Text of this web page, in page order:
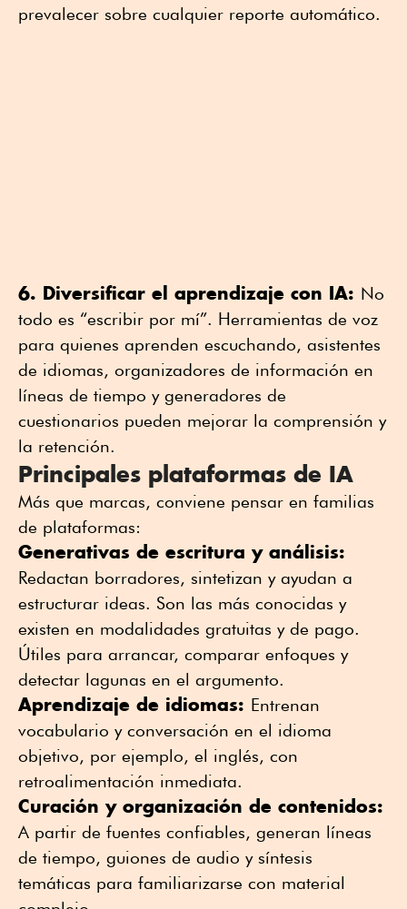
prevalecer sobre cualquier reporte automático.
6. Diversificar el aprendizaje con IA: No
todo es “escribir por mí”. Herramientas de voz
para quienes aprenden escuchando, asistentes
de idiomas, organizadores de información en
líneas de tiempo y generadores de
cuestionarios pueden mejorar la comprensión y
la retención.
Principales plataformas de IA
Más que marcas, conviene pensar en familias
de plataformas:
Generativas de escritura y análisis:
Redactan borradores, sintetizan y ayudan a
estructurar ideas. Son las más conocidas y
existen en modalidades gratuitas y de pago.
Útiles para arrancar, comparar enfoques y
detectar lagunas en el argumento.
Aprendizaje de idiomas: Entrenan
vocabulario y conversación en el idioma
objetivo, por ejemplo, el inglés, con
retroalimentación inmediata.
Curación y organización de contenidos:
A partir de fuentes confiables, generan líneas
de tiempo, guiones de audio y síntesis
temáticas para familiarizarse con material